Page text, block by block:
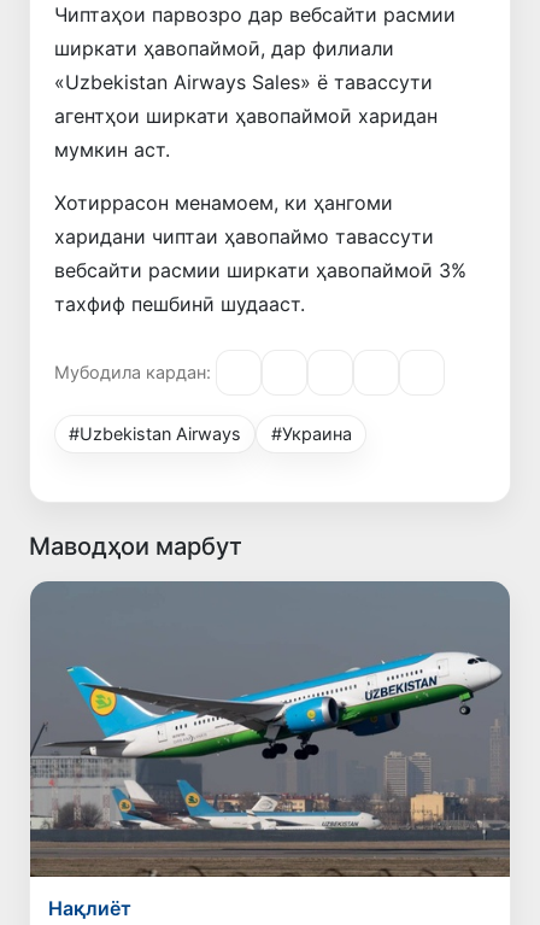
Чиптаҳои парвозро дар вебсайти расмии
ширкати ҳавопаймоӣ, дар филиали
«Uzbekistan Airways Sales» ё тавассути
агентҳои ширкати ҳавопаймоӣ харидан
мумкин аст.
Хотиррасон менамоем, ки ҳангоми
харидани чиптаи ҳавопаймо тавассути
вебсайти расмии ширкати ҳавопаймоӣ 3%
тахфиф пешбинӣ шудааст.
Мубодила кардан:
#Uzbekistan Airways #Украина
Маводҳои марбут
Нақлиёт